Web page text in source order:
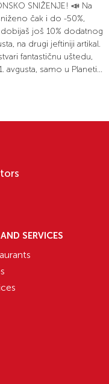
SNIŽENJE! 📣 Na
čak i do -50%,
dobijaš još 10% dodatnog
na drugi jeftiniji artikal.
fantastičnu uštedu,
avgusta, samo u Planeti...
SERVICES